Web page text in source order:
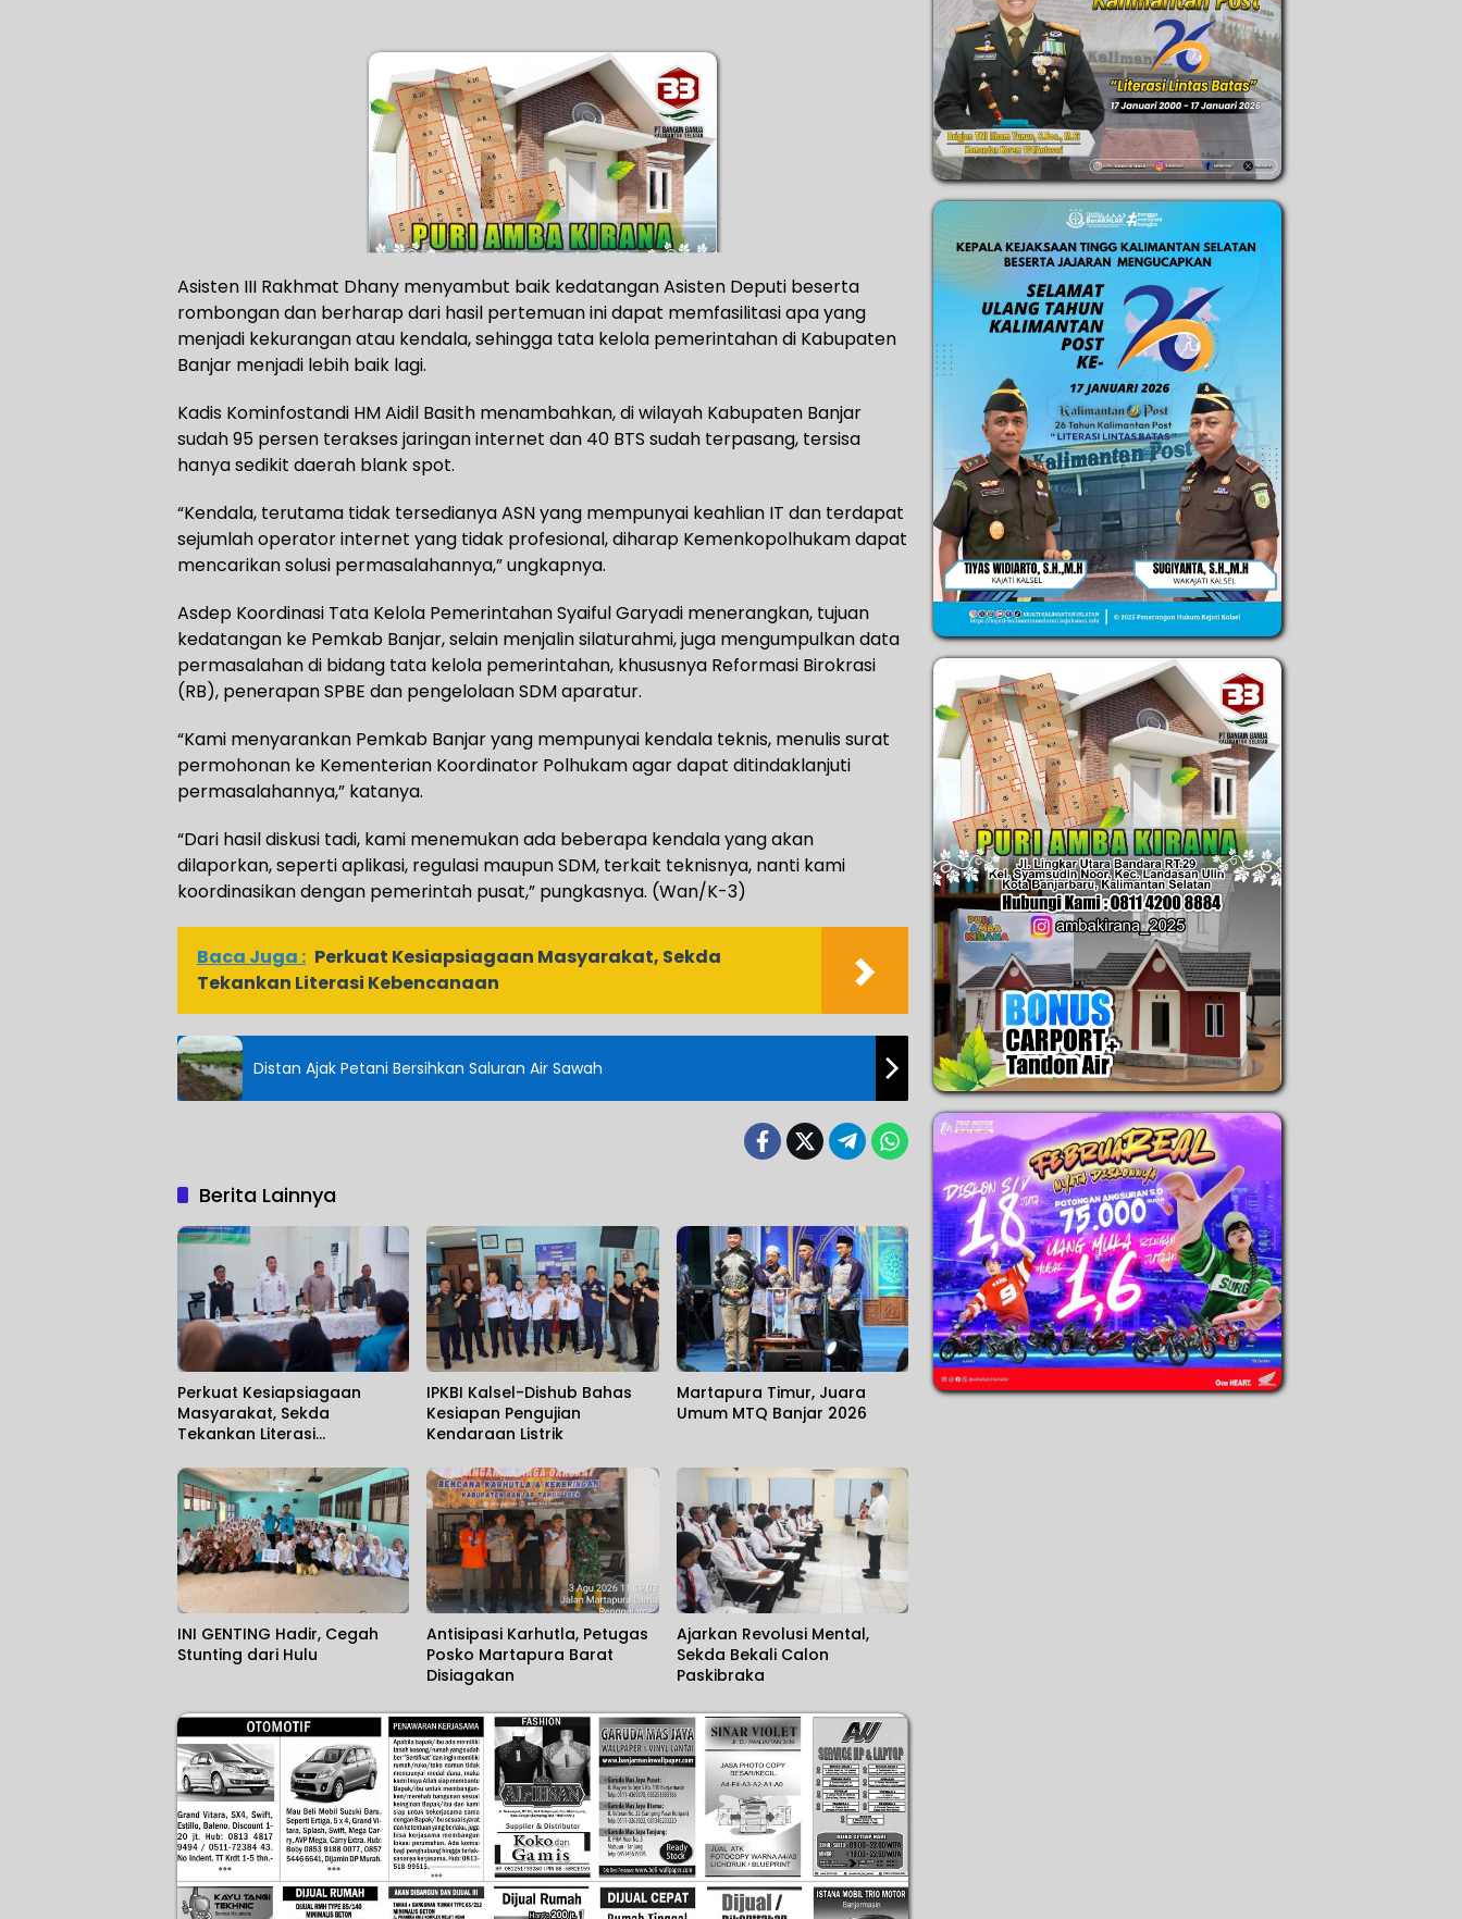
Asisten III Rakhmat Dhany menyambut baik kedatangan Asisten Deputi beserta
rombongan dan berharap dari hasil pertemuan ini dapat memfasilitasi apa yang
menjadi kekurangan atau kendala, sehingga tata kelola pemerintahan di Kabupaten
Banjar menjadi lebih baik lagi.
Kadis Kominfostandi HM Aidil Basith menambahkan, di wilayah Kabupaten Banjar
sudah 95 persen terakses jaringan internet dan 40 BTS sudah terpasang, tersisa
hanya sedikit daerah blank spot.
“Kendala, terutama tidak tersedianya ASN yang mempunyai keahlian IT dan terdapat
sejumlah operator internet yang tidak profesional, diharap Kemenkopolhukam dapat
mencarikan solusi permasalahannya,” ungkapnya.
Asdep Koordinasi Tata Kelola Pemerintahan Syaiful Garyadi menerangkan, tujuan
kedatangan ke Pemkab Banjar, selain menjalin silaturahmi, juga mengumpulkan data
permasalahan di bidang tata kelola pemerintahan, khususnya Reformasi Birokrasi
(RB), penerapan SPBE dan pengelolaan SDM aparatur.
“Kami menyarankan Pemkab Banjar yang mempunyai kendala teknis, menulis surat
permohonan ke Kementerian Koordinator Polhukam agar dapat ditindaklanjuti
permasalahannya,” katanya.
“Dari hasil diskusi tadi, kami menemukan ada beberapa kendala yang akan
dilaporkan, seperti aplikasi, regulasi maupun SDM, terkait teknisnya, nanti kami
koordinasikan dengan pemerintah pusat,” pungkasnya. (Wan/K-3)
Baca Juga : Perkuat Kesiapsiagaan Masyarakat, Sekda
Tekankan Literasi Kebencanaan
Distan Ajak Petani Bersihkan Saluran Air Sawah
Berita Lainnya
Perkuat Kesiapsiagaan
Masyarakat, Sekda
Tekankan Literasi
IPKBI Kalsel-Dishub Bahas
Kesiapan Pengujian
Kendaraan Listrik
Martapura Timur, Juara
Umum MTQ Banjar 2026
INI GENTING Hadir, Cegah
Stunting dari Hulu
Antisipasi Karhutla, Petugas
Posko Martapura Barat
Disiagakan
Ajarkan Revolusi Mental,
Sekda Bekali Calon
Paskibraka